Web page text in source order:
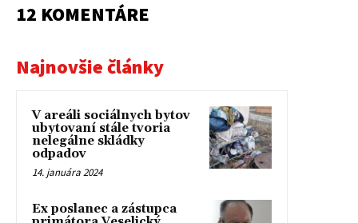
12 KOMENTÁRE
Najnovšie články
V areáli sociálnych bytov
ubytovaní stále tvoria
nelegálne skládky
odpadov
14. januára 2024
Ex poslanec a zástupca